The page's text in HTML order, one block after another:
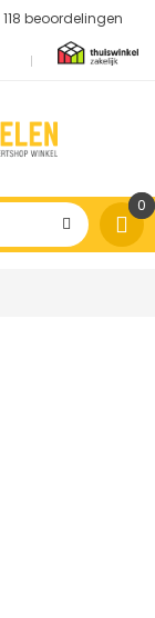
118 beoordelingen
0